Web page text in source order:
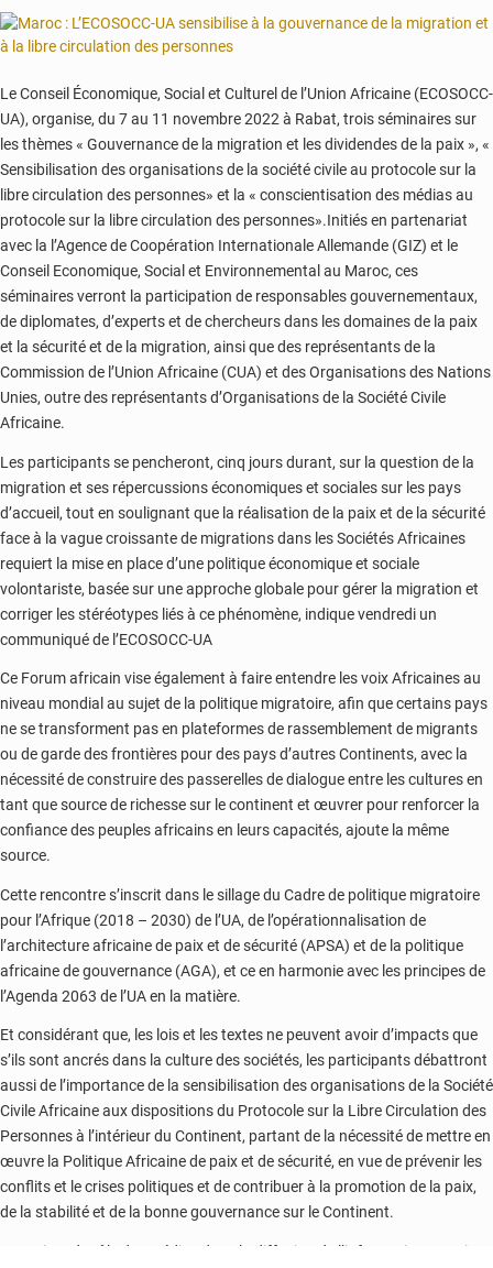
à
Rabat
Le Conseil Économique, Social et Culturel de l’Union Africaine (ECOSOCC-
UA), organise, du 7 au 11 novembre 2022 à Rabat, trois séminaires sur
les thèmes « Gouvernance de la migration et les dividendes de la paix », «
Sensibilisation des organisations de la société civile au protocole sur la
libre circulation des personnes» et la « conscientisation des médias au
protocole sur la libre circulation des personnes».Initiés en partenariat
avec la l’Agence de Coopération Internationale Allemande (GIZ) et le
Conseil Economique, Social et Environnemental au Maroc, ces
séminaires verront la participation de responsables gouvernementaux,
de diplomates, d’experts et de chercheurs dans les domaines de la paix
et la sécurité et de la migration, ainsi que des représentants de la
Commission de l’Union Africaine (CUA) et des Organisations des Nations
Unies, outre des représentants d’Organisations de la Société Civile
Africaine.
Les participants se pencheront, cinq jours durant, sur la question de la
migration et ses répercussions économiques et sociales sur les pays
d’accueil, tout en soulignant que la réalisation de la paix et de la sécurité
face à la vague croissante de migrations dans les Sociétés Africaines
requiert la mise en place d’une politique économique et sociale
volontariste, basée sur une approche globale pour gérer la migration et
corriger les stéréotypes liés à ce phénomène, indique vendredi un
communiqué de l’ECOSOCC-UA
Ce Forum africain vise également à faire entendre les voix Africaines au
niveau mondial au sujet de la politique migratoire, afin que certains pays
ne se transforment pas en plateformes de rassemblement de migrants
ou de garde des frontières pour des pays d’autres Continents, avec la
nécessité de construire des passerelles de dialogue entre les cultures en
tant que source de richesse sur le continent et œuvrer pour renforcer la
confiance des peuples africains en leurs capacités, ajoute la même
source.
Cette rencontre s’inscrit dans le sillage du Cadre de politique migratoire
pour l’Afrique (2018 – 2030) de l’UA, de l’opérationnalisation de
l’architecture africaine de paix et de sécurité (APSA) et de la politique
africaine de gouvernance (AGA), et ce en harmonie avec les principes de
l’Agenda 2063 de l’UA en la matière.
Et considérant que, les lois et les textes ne peuvent avoir d’impacts que
s’ils sont ancrés dans la culture des sociétés, les participants débattront
aussi de l’importance de la sensibilisation des organisations de la Société
Civile Africaine aux dispositions du Protocole sur la Libre Circulation des
Personnes à l’intérieur du Continent, partant de la nécessité de mettre en
œuvre la Politique Africaine de paix et de sécurité, en vue de prévenir les
conflits et le crises politiques et de contribuer à la promotion de la paix,
de la stabilité et de la bonne gouvernance sur le Continent.
Conscient du rôle des médias dans la diffusion de l’information au sein